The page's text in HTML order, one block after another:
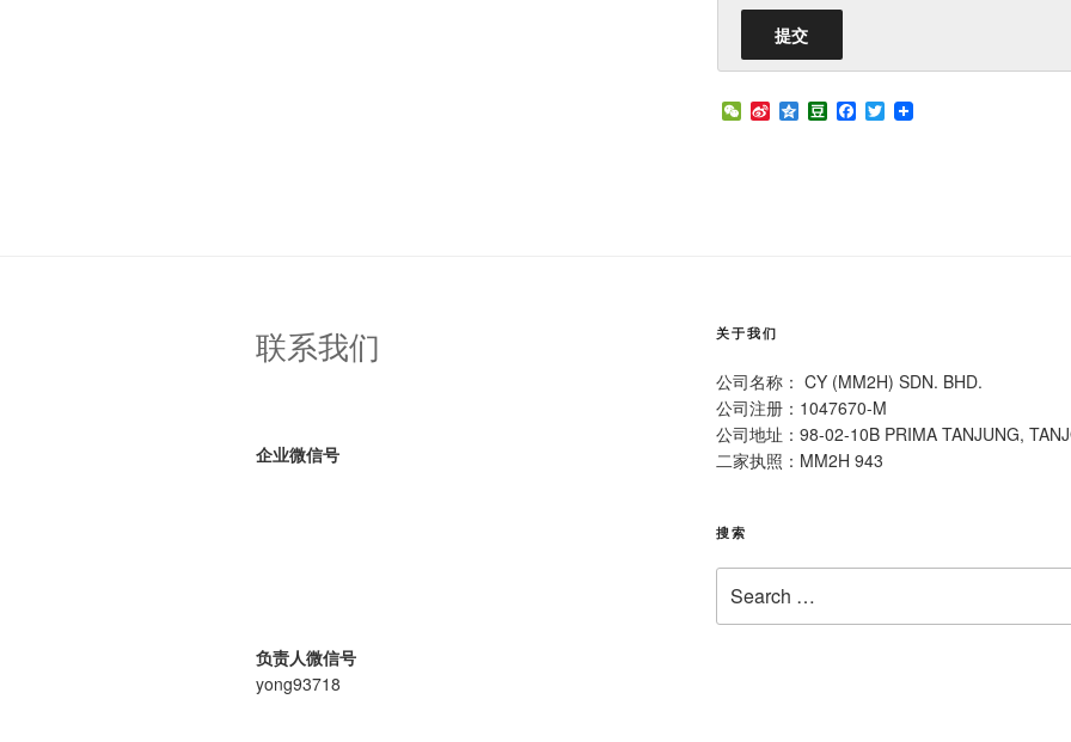
W
e
S
i
Q
z
D
o
F
a
T
w
联系我们
企业微信号
负责人微信号
yong93718
关于我们
公司名称： CY (MM2H) SDN. BHD.
公司注册：1047670-M
公司地址：98-02-10B PRIMA TANJUNG,
二家执照：MM2H 943
搜索
for: